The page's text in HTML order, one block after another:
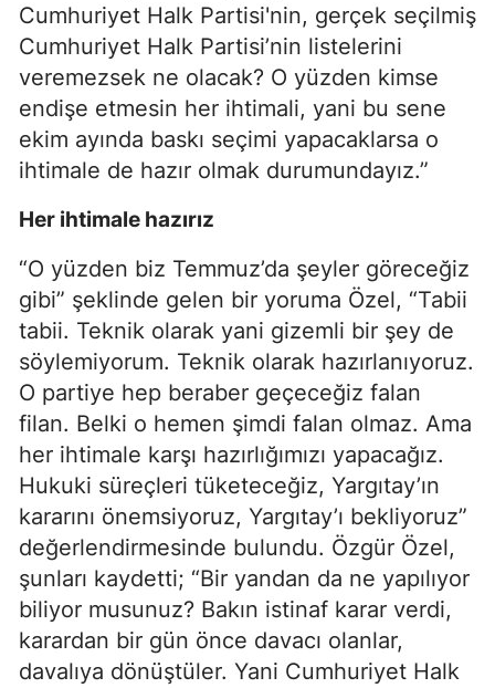
Cumhuriyet Halk Partisi'nin, gerçek seçilmiş
Cumhuriyet Halk Partisi’nin listelerini
veremezsek ne olacak? O yüzden kimse
endişe etmesin her ihtimali, yani bu sene
ekim ayında baskı seçimi yapacaklarsa o
ihtimale de hazır olmak durumundayız.”
Her ihtimale hazırız
“O yüzden biz Temmuz’da şeyler göreceğiz
gibi” şeklinde gelen bir yoruma Özel, “Tabii
tabii. Teknik olarak yani gizemli bir şey de
söylemiyorum. Teknik olarak hazırlanıyoruz.
O partiye hep beraber geçeceğiz falan
filan. Belki o hemen şimdi falan olmaz. Ama
her ihtimale karşı hazırlığımızı yapacağız.
Hukuki süreçleri tüketeceğiz, Yargıtay’ın
kararını önemsiyoruz, Yargıtay’ı bekliyoruz”
değerlendirmesinde bulundu. Özgür Özel,
şunları kaydetti; “Bir yandan da ne yapılıyor
biliyor musunuz? Bakın istinaf karar verdi,
karardan bir gün önce davacı olanlar,
davalıya dönüştüler. Yani Cumhuriyet Halk